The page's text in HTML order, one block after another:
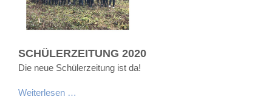
SCHÜLERZEITUNG 2020
Die neue Schülerzeitung ist da!
Weiterlesen …